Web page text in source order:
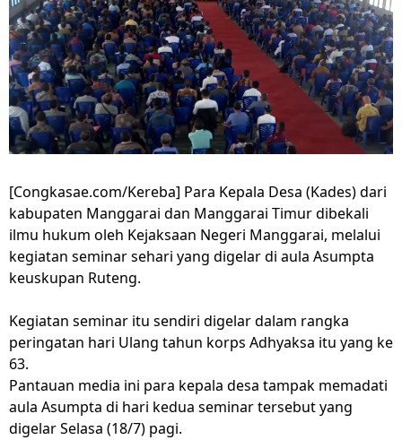
[Congkasae.com/Kereba] Para Kepala Desa (Kades) dari
kabupaten Manggarai dan Manggarai Timur dibekali
ilmu hukum oleh Kejaksaan Negeri Manggarai, melalui
kegiatan seminar sehari yang digelar di aula Asumpta
keuskupan Ruteng.
Kegiatan seminar itu sendiri digelar dalam rangka
peringatan hari Ulang tahun korps Adhyaksa itu yang ke
63.
Pantauan media ini para kepala desa tampak memadati
aula Asumpta di hari kedua seminar tersebut yang
digelar Selasa (18/7) pagi.